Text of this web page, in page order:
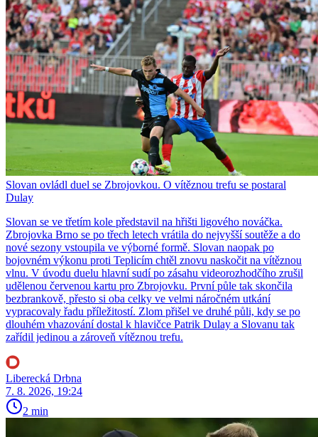
Slovan ovládl duel se Zbrojovkou. O vítěznou trefu se postaral
Dulay
Slovan se ve třetím kole představil na hřišti ligového nováčka.
Zbrojovka Brno se po třech letech vrátila do nejvyšší soutěže a do
nové sezony vstoupila ve výborné formě. Slovan naopak po
bojovném výkonu proti Teplicím chtěl znovu naskočit na vítěznou
vlnu. V úvodu duelu hlavní sudí po zásahu videorozhodčího zrušil
udělenou červenou kartu pro Zbrojovku. První půle tak skončila
bezbrankově, přesto si oba celky ve velmi náročném utkání
vypracovaly řadu příležitostí. Zlom přišel ve druhé půli, kdy se po
dlouhém vhazování dostal k hlavičce Patrik Dulay a Slovanu tak
zařídil jedinou a zároveň vítěznou trefu.
Liberecká Drbna
7. 8. 2026, 19:24
2 min